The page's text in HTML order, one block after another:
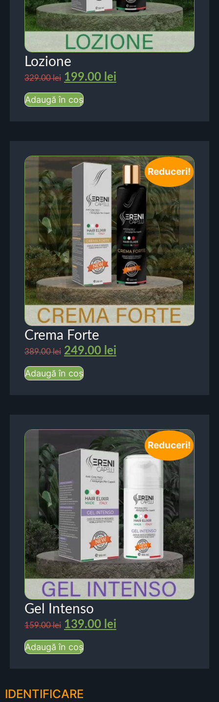
Lozione
329.00lei 199.00 lei
Adaugă în coș
Reduceri!
Crema Forte
389.00lei 249.00 lei
Adaugă în coș
Reduceri!
Gel Intenso
159.00lei 139.00 lei
Adaugă în coș
IDENTIFICARE